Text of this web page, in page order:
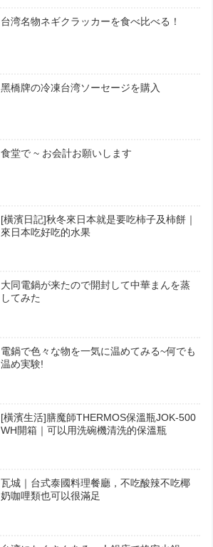
台湾名物ネギクラッカーを食べ比べる！
黑橋牌の冷凍台湾ソーセージを購入
食堂で ~ お会計お願いします
[橫濱日記]秋冬來日本就是要吃柿子及柿餅｜
來日本吃好吃的水果
大同電鍋が来たので開封して中華まんを蒸
してみた
電鍋で色々な物を一気に温めてみる~何でも
温め実験!
[橫濱生活]膳魔師THERMOS保溫瓶JOK-500
WH開箱｜可以用洗碗機清洗的保溫瓶
瓦城｜台式泰國料理餐廳，不吃酸辣不吃椰
奶咖哩類也可以很滿足